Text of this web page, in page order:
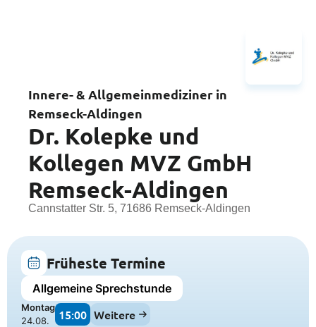
Innere- & Allgemeinmediziner in
Remseck-Aldingen
Dr. Kolepke und
Kollegen MVZ GmbH
Remseck-Aldingen
Cannstatter Str. 5, 71686 Remseck-Aldingen
Früheste Termine
Allgemeine Sprechstunde
Montag
24.08.
15:00 Weitere